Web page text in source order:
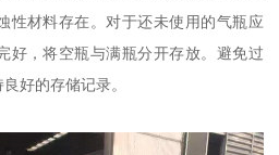
性材料存在。对于还未使用的气瓶应
好，将空瓶与满瓶分开存放。避免过
好的存储记录。